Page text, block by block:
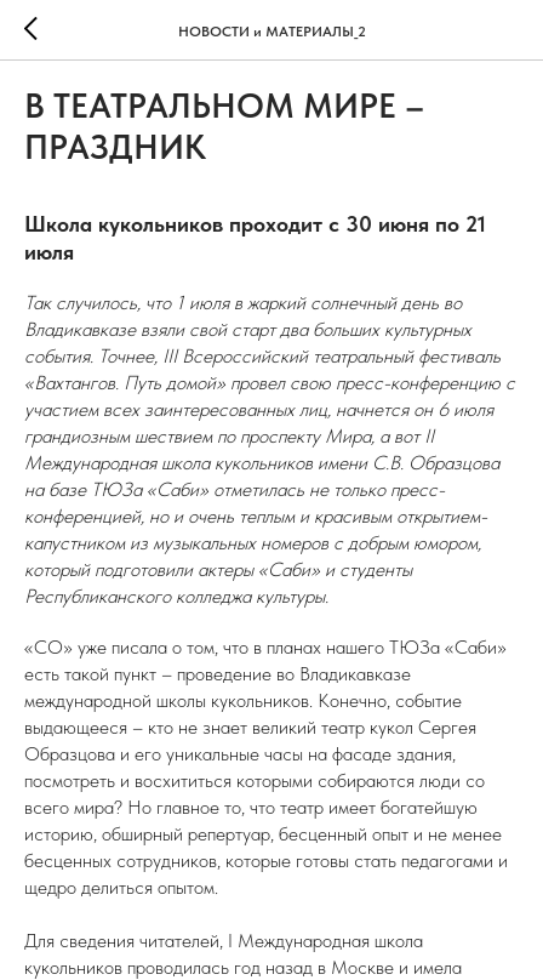
НОВОСТИ и МАТЕРИАЛЫ_2
В ТЕАТРАЛЬНОМ МИРЕ –
ПРАЗДНИК
Школа кукольников проходит с 30 июня по 21
июля
Так случилось, что 1 июля в жаркий солнечный день во
Владикавказе взяли свой старт два больших культурных
события. Точнее, III Всероссийский театральный фестиваль
«Вахтангов. Путь домой» провел свою пресс-конференцию с
участием всех заинтересованных лиц, начнется он 6 июля
грандиозным шествием по проспекту Мира, а вот II
Международная школа кукольников имени С.В. Образцова
на базе ТЮЗа «Саби» отметилась не только пресс-
конференцией, но и очень теплым и красивым открытием-
капустником из музыкальных номеров с добрым юмором,
который подготовили актеры «Саби» и студенты
Республиканского колледжа культуры.
«СО» уже писала о том, что в планах нашего ТЮЗа «Саби»
есть такой пункт – проведение во Владикавказе
международной школы кукольников. Конечно, событие
выдающееся – кто не знает великий театр кукол Сергея
Образцова и его уникальные часы на фасаде здания,
посмотреть и восхититься которыми собираются люди со
всего мира? Но главное то, что театр имеет богатейшую
историю, обширный репертуар, бесценный опыт и не менее
бесценных сотрудников, которые готовы стать педагогами и
щедро делиться опытом.
Для сведения читателей, I Международная школа
кукольников проводилась год назад в Москве и имела